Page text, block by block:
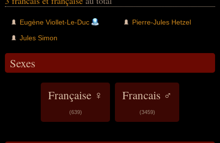
Eugène Viollet-Le-Duc
Jules Simon
Pierre-Jules Hetzel
Sexes
Française ♀
(639)
Francais ♂
(3459)